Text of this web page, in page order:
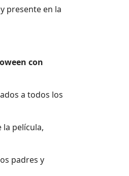
presente en la
con
a todos los
la película,
padres y